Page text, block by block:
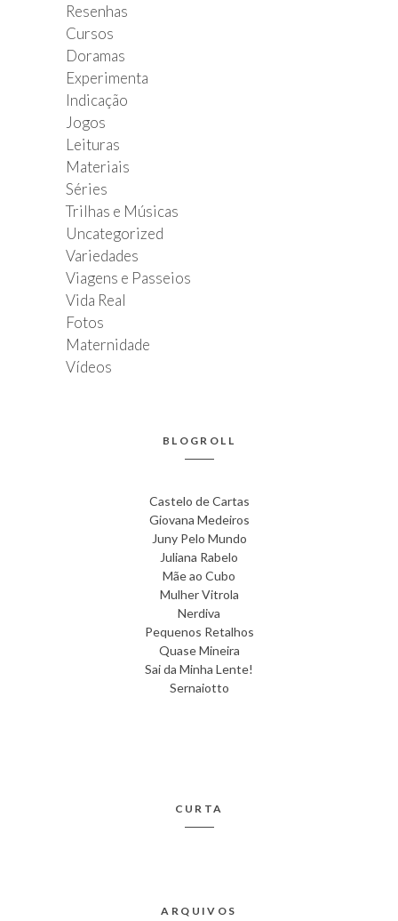
Resenhas
Cursos
Doramas
Experimenta
Indicação
Jogos
Leituras
Materiais
Séries
Trilhas e Músicas
Uncategorized
Variedades
Viagens e Passeios
Vida Real
Fotos
Maternidade
Vídeos
BLOGROLL
Castelo de Cartas
Giovana Medeiros
Juny Pelo Mundo
Juliana Rabelo
Mãe ao Cubo
Mulher Vitrola
Nerdiva
Pequenos Retalhos
Quase Mineira
Sai da Minha Lente!
Sernaiotto
CURTA
ARQUIVOS